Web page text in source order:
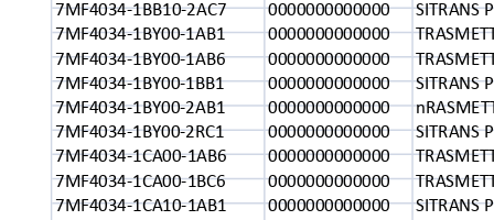
7MF4034-1BB10-2AC7
0000000000000
SITRANS
7MF4034-1BY00-1AB1
0000000000000
7MF4034-1BY00-1AB6
0000000000000
7MF4034-1BY00-1BB1
0000000000000
SITRANS
7MF4034-1BY00-2AB1
0000000000000
7MF4034-1BY00-2RC1
0000000000000
SITRANS
7MF4034-1CA00-1AB6
0000000000000
7MF4034-1CA00-1BC6
0000000000000
7MF4034-1CA10-1AB1
0000000000000
SITRANS P